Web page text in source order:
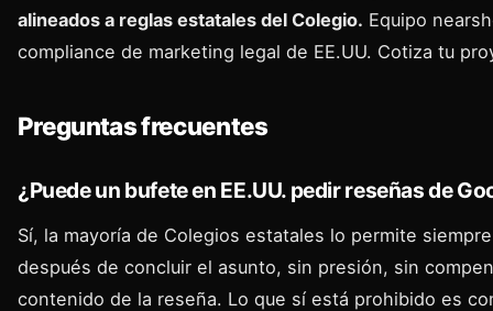
alineados a reglas estatales del Colegio. Equipo
compliance de marketing legal de EE.UU. Cotiza tu
Preguntas frecuentes
¿Puede un bufete en EE.UU. pedir reseñas de
Sí, la mayoría de Colegios estatales lo permite
después de concluir el asunto, sin presión, sin
contenido de la reseña. Lo que sí está prohibido es